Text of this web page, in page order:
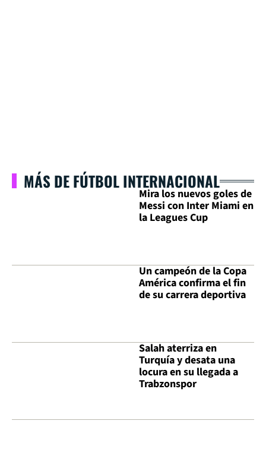
MÁS DE FÚTBOL INTERNACIONAL
Mira los nuevos goles de
Messi con Inter Miami en
la Leagues Cup
Un campeón de la Copa
América confirma el fin
de su carrera deportiva
Salah aterriza en
Turquía y desata una
locura en su llegada a
Trabzonspor